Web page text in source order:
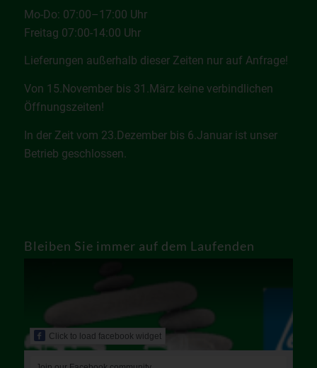
Mo-Do: 07:00–17:00 Uhr
Freitag 07:00-14:00 Uhr
Lieferungen außerhalb dieser Zeiten nur auf Anfrage!
Von 15.November bis 31.März keine verbindlichen
Öffnungszeiten!
In der Zeit vom 23.Dezember bis 6.Januar ist unser
Betrieb geschlossen.
Bleiben Sie immer auf dem Laufenden
Click to load facebook widget